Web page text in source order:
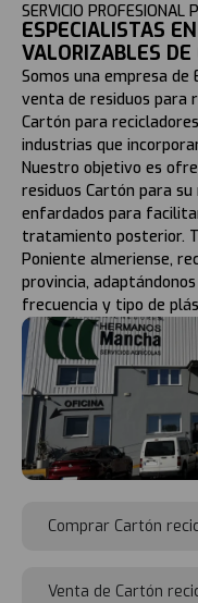
SERVICIO PROFESIONAL
ESPECIALISTAS
VALORIZABLES DE
Somos una empresa de
venta de residuos para
Cartón para
industrias que
Nuestro objetivo es
residuos Cartón para
enfardados para
tratamiento posterior.
Poniente almeriense,
provincia,
frecuencia y tipo de
Comprar Cartón
Venta de Cartón